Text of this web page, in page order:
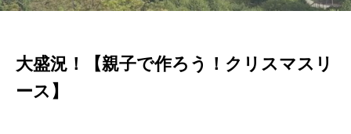
大盛況！【親子で作ろう！クリスマスリ
ース】